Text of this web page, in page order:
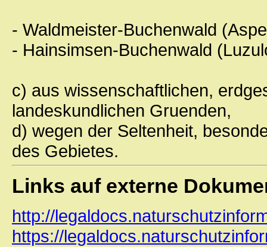
- Waldmeister-Buchenwald
- Hainsimsen-Buchenwald
c) aus wissenschaftlichen,
landeskundlichen Gruenden,
d) wegen der Seltenheit,
des Gebietes.
Links auf externe
http://
https://